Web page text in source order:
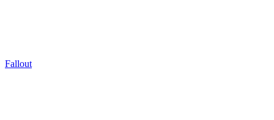
Fallout